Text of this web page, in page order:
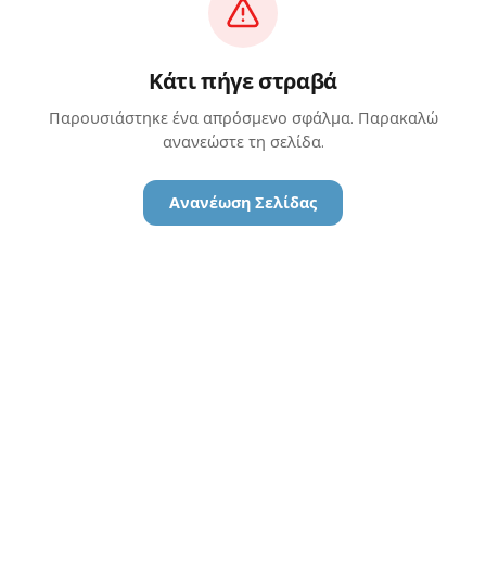
Κάτι πήγε στραβά
Παρουσιάστηκε ένα απρόσμενο σφάλμα. Παρακαλώ
ανανεώστε τη σελίδα.
Ανανέωση Σελίδας